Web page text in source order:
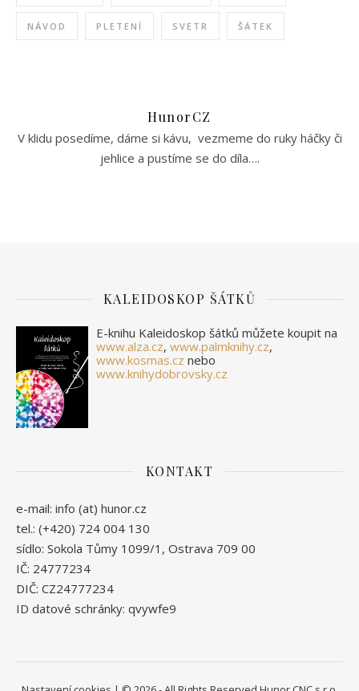
NÁVOD PLETENÍ SVETR ŠÁTEK
HunorCZ
V klidu posedíme, dáme si kávu, vezmeme do ruky háčky či
jehlice a pustíme se do díla….
KALEIDOSKOP ŠÁTKŮ
E-knihu Kaleidoskop šátků můžete koupit na
www.alza.cz, www.palmknihy.cz,
www.kosmas.cz nebo
www.knihydobrovsky.cz
KONTAKT
e-mail: info (at) hunor.cz
tel.: (+420) 724 004 130
sídlo: Sokola Tůmy 1099/1, Ostrava 709 00
IČ: 24777234
DIČ: CZ24777234
ID datové schránky: qvywfe9